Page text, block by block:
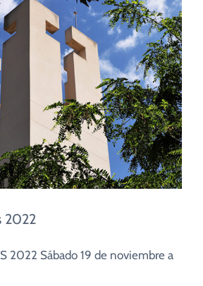
2022
2022 Sábado 19 de noviembre a